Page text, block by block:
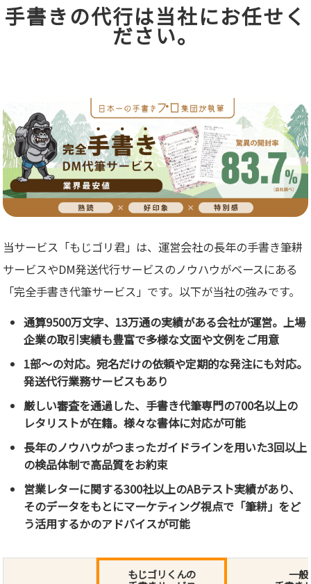
手書きの代行は当社にお任せく
ださい。
当サービス「もじゴリ君」は、運営会社の長年の手書き筆耕
サービスやDM発送代行サービスのノウハウがベースにある
「完全手書き代筆サービス」です。以下が当社の強みです。
通算9500万文字、13万通の実績がある会社が運営。上場
企業の取引実績も豊富で多様な文面や文例をご用意
1部～の対応。宛名だけの依頼や定期的な発注にも対応。
発送代行業務サービスもあり
厳しい審査を通過した、手書き代筆専門の700名以上の
レタリストが在籍。様々な書体に対応が可能
長年のノウハウがつまったガイドラインを用いた3回以上
の検品体制で高品質をお約束
営業レターに関する300社以上のABテスト実績があり、
そのデータをもとにマーケティング視点で「筆耕」をど
う活用するかのアドバイスが可能
もじゴリくんの
一般